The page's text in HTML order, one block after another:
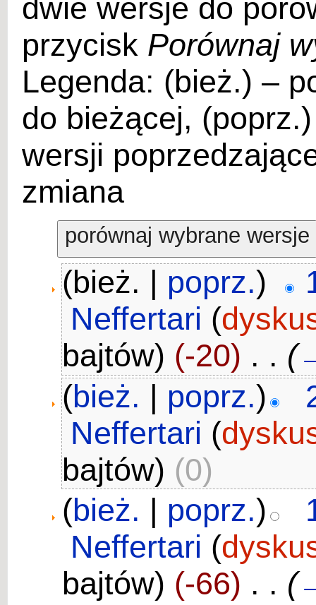
dwie wersje do
przycisk Porównaj
Legenda: (bież.) –
do bieżącej,
wersji
zmiana
(bież. | poprz.)
Neffertari (
bajtów) (-20) . . (
(bież. | poprz.)
Neffertari (
bajtów) (0)
(bież. | poprz.)
Neffertari (
bajtów) (-66) . . (